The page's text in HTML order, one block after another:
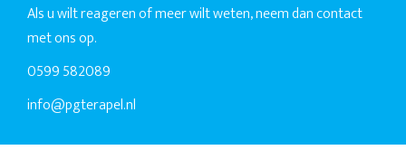
Als u wilt reageren of meer wilt weten, neem dan contact
met ons op.
0599 582089
info@pgterapel.nl